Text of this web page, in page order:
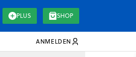
PLUS SHOP
ANMELDEN